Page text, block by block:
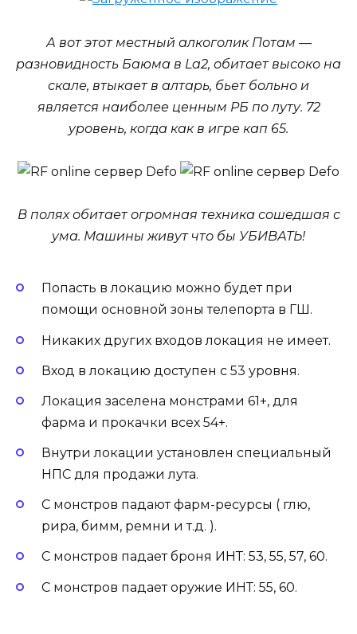
А вот этот местный алкоголик Потам —
разновидность Баюма в La2, обитает высоко на
скале, втыкает в алтарь, бьет больно и
является наиболее ценным РБ по луту. 72
уровень, когда как в игре кап 65.
В полях обитает огромная техника сошедшая с
ума. Машины живут что бы УБИВАТЬ!
Попасть в локацию можно будет при
помощи основной зоны телепорта в ГШ.
Никаких других входов локация не имеет.
Вход в локацию доступен с 53 уровня.
Локация заселена монстрами 61+, для
фарма и прокачки всех 54+.
Внутри локации установлен специальный
НПС для продажи лута.
С монстров падают фарм-ресурсы ( глю,
рира, бимм, ремни и т.д. ).
С монстров падает броня ИНТ: 53, 55, 57, 60.
С монстров падает оружие ИНТ: 55, 60.